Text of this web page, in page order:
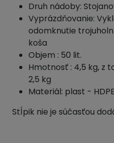
Druh nádoby:
Vyprázdňovanie:
odomknutie
koša
Objem : 50 lit.
Hmotnosť : 4,5 kg, z
2,5 kg
Materiál: plast - HDPE
Stĺpik nie je súčasťou